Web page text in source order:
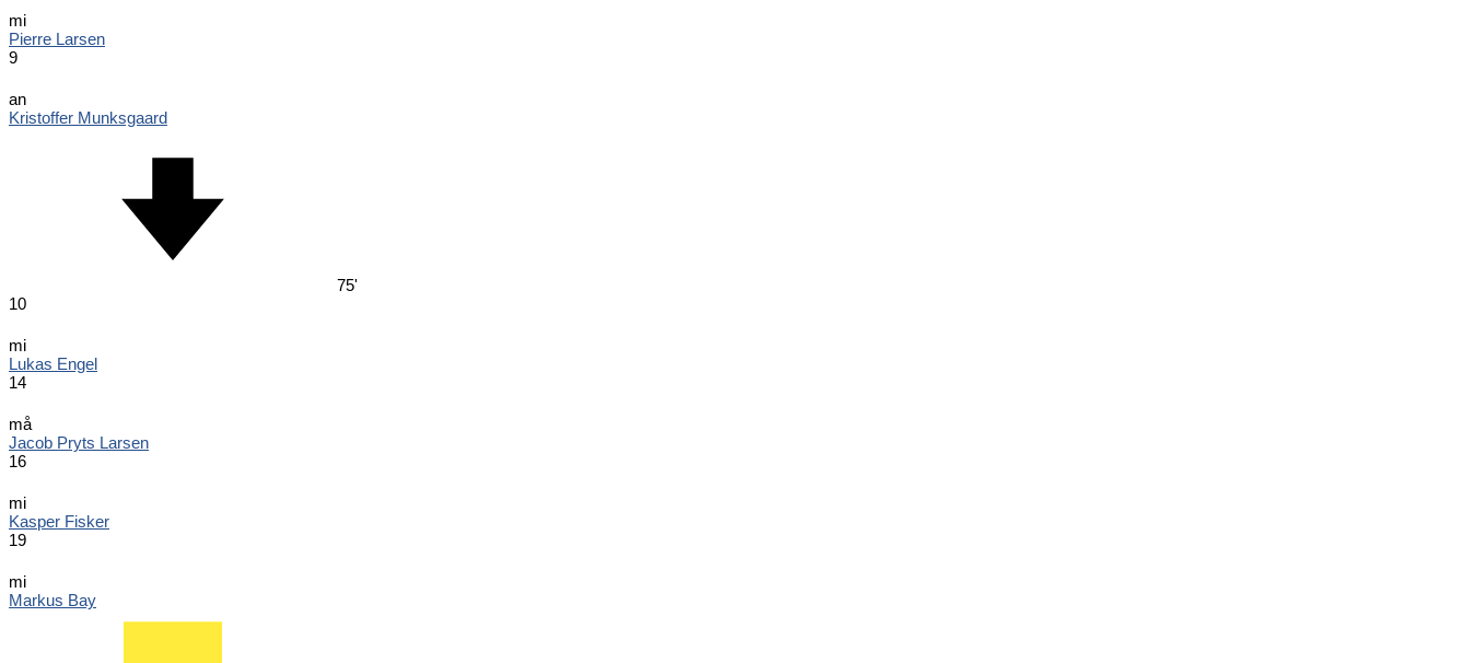
mi
Pierre Larsen
9
an
Kristoffer Munksgaard
75'
10
mi
Lukas Engel
14
må
Jacob Pryts Larsen
16
mi
Kasper Fisker
19
mi
Markus Bay